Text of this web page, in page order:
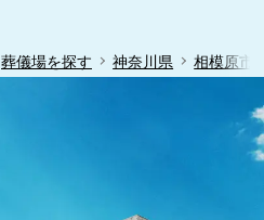
葬儀場を探す 神奈川県 相模原市